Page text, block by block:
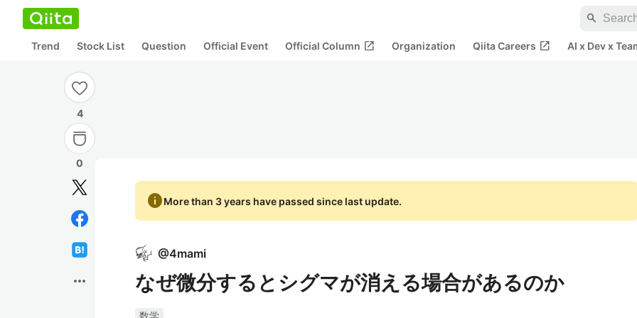
search
Trend Stock List Question Official Event Official Column open_in_new Organization Qiita Careers open_in_new AI x Dev x
4
0
more_horiz
infoMore than 3 years have passed since last update.
@4mami
なぜ微分するとシグマが消える場合があるのか
数学